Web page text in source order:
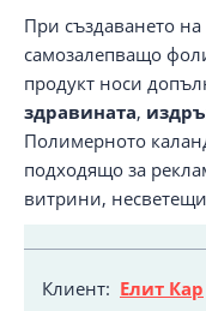
При създаването
самозалепващо
продукт носи
здравината,
Полимерното
подходящо за
витрини,
Клиент: Елит Кар